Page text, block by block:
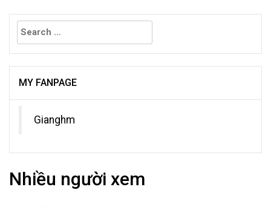
Search
for:
MY FANPAGE
Gianghm
Nhiều người xem